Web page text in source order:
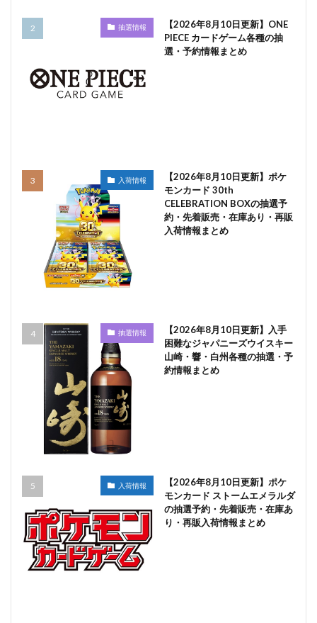
抽選情報
【2026年8月10日更新】ONE
PIECE カードゲーム各種の抽
選・予約情報まとめ
入荷情報
【2026年8月10日更新】ポケ
モンカード 30th
CELEBRATION BOXの抽選予
約・先着販売・在庫あり・再販
入荷情報まとめ
抽選情報
【2026年8月10日更新】入手
困難なジャパニーズウイスキー
山崎・響・白州各種の抽選・予
約情報まとめ
入荷情報
【2026年8月10日更新】ポケ
モンカード ストームエメラルダ
の抽選予約・先着販売・在庫あ
り・再販入荷情報まとめ